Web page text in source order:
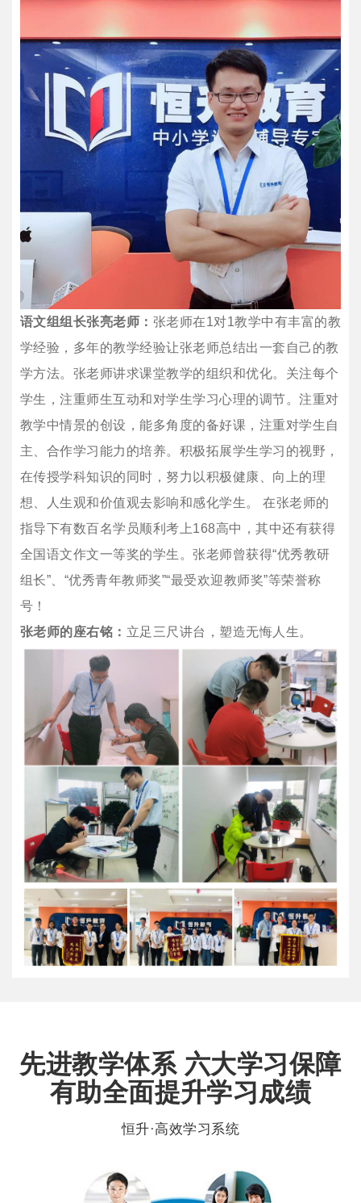
语文组组长张亮老师： 张老师在1对1教学中有丰富的教
学经验，多年的教学经验让张老师总结出一套自己的教
学方法。张老师讲求课堂教学的组织和优化。关注每个
学生，注重师生互动和对学生学习心理的调节。注重对
教学中情景的创设，能多角度的备好课，注重对学生自
主、合作学习能力的培养。积极拓展学生学习的视野，
在传授学科知识的同时，努力以积极健康、向上的理
想、人生观和价值观去影响和感化学生。 在张老师的
指导下有数百名学员顺利考上168高中，其中还有获得
全国语文作文一等奖的学生。张老师曾获得“优秀教研
组长”、“优秀青年教师奖”“最受欢迎教师奖”等荣誉称
号！
张老师的座右铭： 立足三尺讲台，塑造无悔人生。
先进教学体系 六大学习保障
有助全面提升学习成绩
恒升·高效学习系统